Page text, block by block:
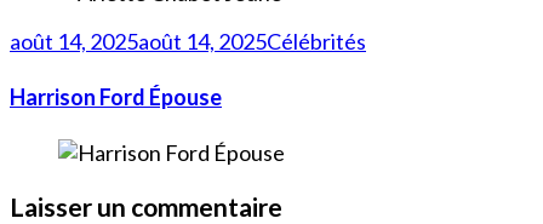
août 14, 2025août 14, 2025Célébrités
Harrison Ford Épouse
Laisser un commentaire